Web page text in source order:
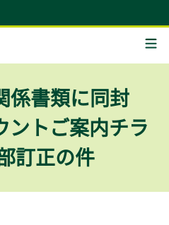
係書類に同封
ントご案内チラ
訂正の件